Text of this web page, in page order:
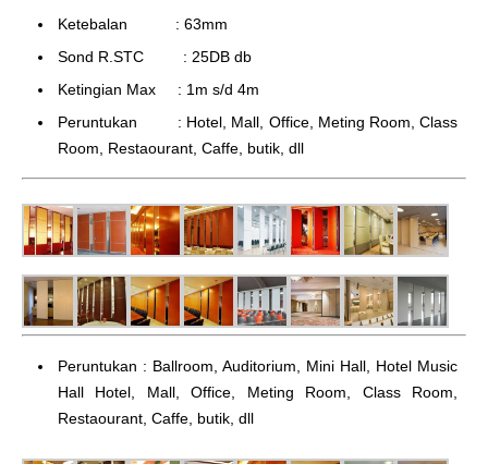
Ketebalan : 63mm
Sond R.STC : 25DB db
Ketingian Max : 1m s/d 4m
Peruntukan : Hotel, Mall, Office, Meting Room, Class
Room, Restaourant, Caffe, butik, dll
Peruntukan : Ballroom, Auditorium, Mini Hall, Hotel Music
Hall Hotel, Mall, Office, Meting Room, Class Room,
Restaourant, Caffe, butik, dll